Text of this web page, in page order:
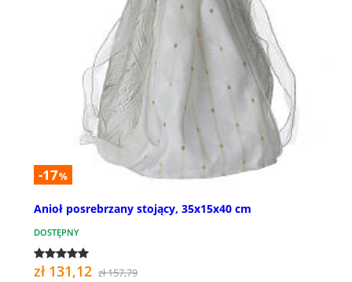
-17%
Anioł posrebrzany stojący, 35x15x40 cm
DOSTĘPNY
zł 131,12 zł 157,79